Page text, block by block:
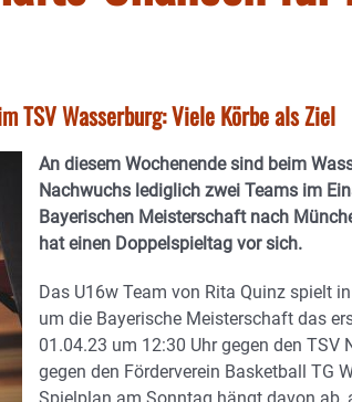
TSV Wasserburg: Viele Körbe als Ziel
An diesem Wochenende sind beim
Nachwuchs lediglich zwei Teams im
Bayerischen Meisterschaft nach
hat einen Doppelspieltag vor sich.
Das U16w Team von Rita Quinz spielt
um die Bayerische Meisterschaft das
01.04.23 um 12:30 Uhr gegen den TSV
gegen den Förderverein Basketball TG